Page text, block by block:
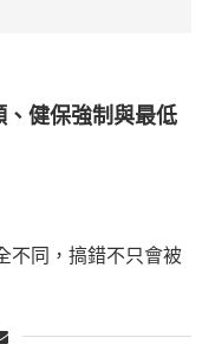
健保強制與最低
不同，搞錯不只會被